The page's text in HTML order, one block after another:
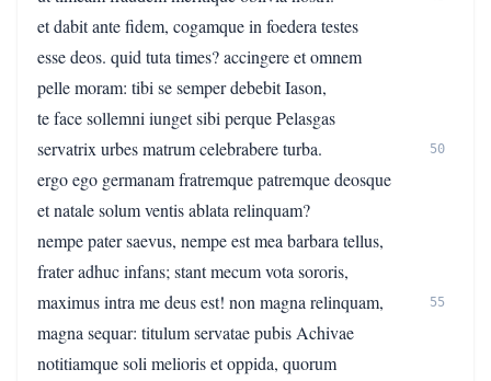
et dabit ante fidem, cogamque in foedera testes
esse deos. quid tuta times? accingere et omnem
pelle moram: tibi se semper debebit Iason,
te face sollemni iunget sibi perque Pelasgas
servatrix urbes matrum celebrabere turba.
50
ergo ego germanam fratremque patremque deosque
et natale solum ventis ablata relinquam?
nempe pater saevus, nempe est mea barbara tellus,
frater adhuc infans; stant mecum vota sororis,
maximus intra me deus est! non magna relinquam,
55
magna sequar: titulum servatae pubis Achivae
notitiamque soli melioris et oppida, quorum